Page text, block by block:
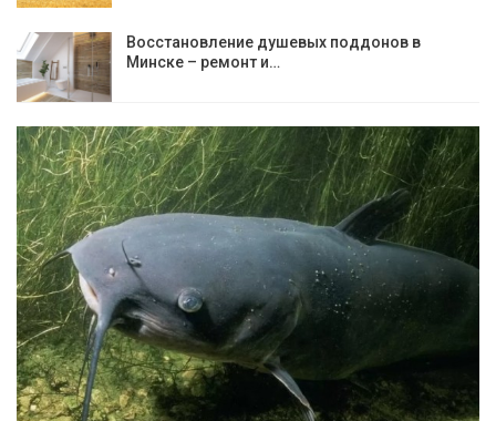
Восстановление душевых поддонов в
Минске – ремонт и…